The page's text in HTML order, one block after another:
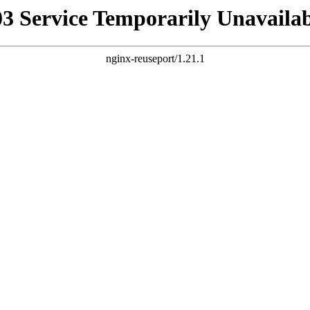
Service Temporarily
nginx-reuseport/1.21.1